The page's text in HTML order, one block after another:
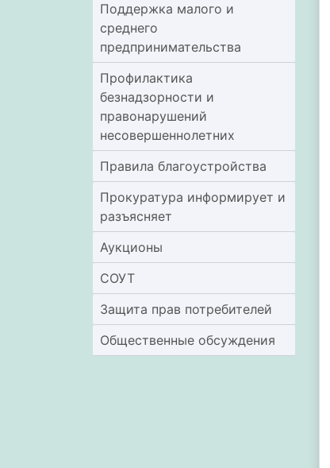
Поддержка малого и
среднего
предпринимательства
Профилактика
безнадзорности и
правонарушений
несовершеннолетних
Правила благоустройства
Прокуратура информирует и
разъясняет
Аукционы
СОУТ
Защита прав потребителей
Общественные обсуждения